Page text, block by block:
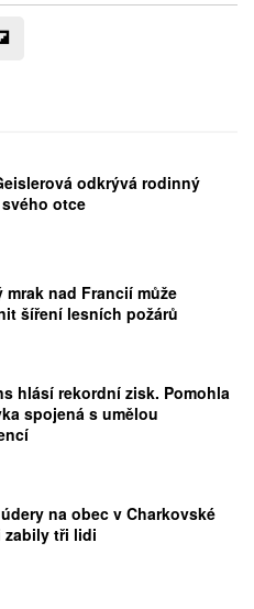
odkrývá rodinný
otce
mrak nad Francií může
šíření lesních požárů
hlásí rekordní zisk. Pomohla
spojená s umělou
na obec v Charkovské
zabily tři lidi